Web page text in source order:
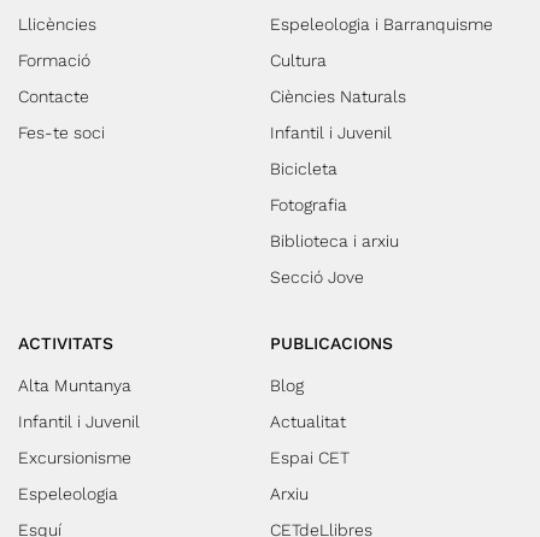
Llicències
Formació
Contacte
Fes-te soci
Espeleologia i Barranquisme
Cultura
Ciències Naturals
Infantil i Juvenil
Bicicleta
Fotografia
Biblioteca i arxiu
Secció Jove
ACTIVITATS
Alta Muntanya
Infantil i Juvenil
Excursionisme
Espeleologia
Esquí
PUBLICACIONS
Blog
Actualitat
Espai CET
Arxiu
CETdeLlibres